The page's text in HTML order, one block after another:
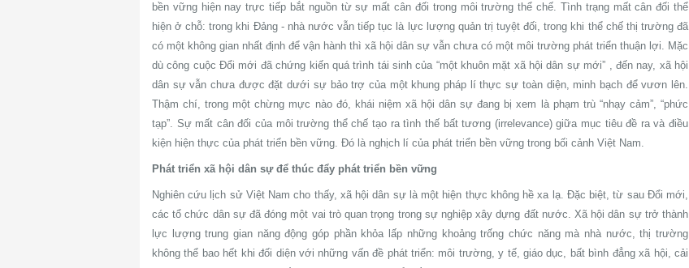
bền vững hiện nay trực tiếp bắt nguồn từ sự mất cân đối trong môi trường thể chế. Tình trạng mất cân đối thể
hiện ở chỗ: trong khi Đảng - nhà nước vẫn tiếp tục là lực lượng quản trị tuyệt đối, trong khi thể chế thị trường đã
có một không gian nhất định để vận hành thì xã hội dân sự vẫn chưa có một môi trường phát triển thuận lợi. Mặc
dù công cuộc Đổi mới đã chứng kiến quá trình tái sinh của “một khuôn mặt xã hội dân sự mới” , đến nay, xã hội
dân sự vẫn chưa được đặt dưới sự bảo trợ của một khung pháp lí thực sự toàn diện, minh bạch để vươn lên.
Thậm chí, trong một chừng mực nào đó, khái niệm xã hội dân sự đang bị xem là phạm trù “nhạy cảm”, “phức
tạp”. Sự mất cân đối của môi trường thể chế tạo ra tình thế bất tương (irrelevance) giữa mục tiêu đề ra và điều
kiện hiện thực của phát triển bền vững. Đó là nghịch lí của phát triển bền vững trong bối cảnh Việt Nam.
Phát triển xã hội dân sự để thúc đẩy phát triển bền vững
Nghiên cứu lịch sử Việt Nam cho thấy, xã hội dân sự là một hiện thực không hề xa lạ. Đặc biệt, từ sau Đổi mới,
các tổ chức dân sự đã đóng một vai trò quan trọng trong sự nghiệp xây dựng đất nước. Xã hội dân sự trở thành
lực lượng trung gian năng động góp phần khỏa lấp những khoảng trống chức năng mà nhà nước, thị trường
không thể bao hết khi đối diện với những vấn đề phát triển: môi trường, y tế, giáo dục, bất bình đẳng xã hội, cải